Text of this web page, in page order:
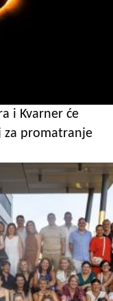
i Kvarner će
za promatranje